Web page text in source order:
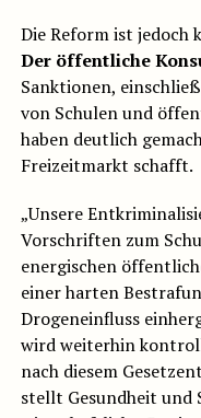
Die Reform ist jedoch
Der öffentliche
Sanktionen,
von Schulen und
haben deutlich
Freizeitmarkt schafft.
„Unsere
Vorschriften zum
energischen
einer harten
Drogeneinfluss
wird weiterhin
nach diesem
stellt Gesundheit und